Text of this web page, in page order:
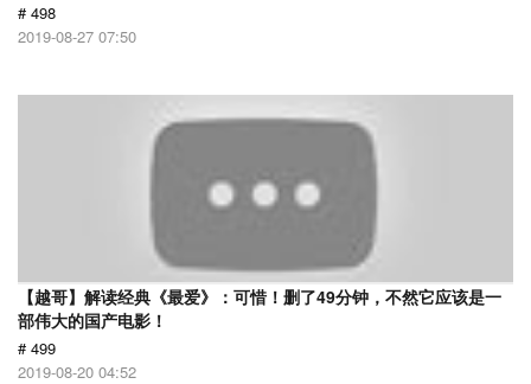
# 498
2019-08-27 07:50
【越哥】解读经典《最爱》：可惜！删了49分钟，不然它应该是一
部伟大的国产电影！
# 499
2019-08-20 04:52